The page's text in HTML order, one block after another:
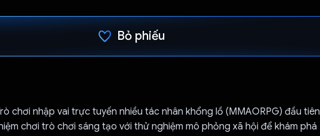
Bỏ phiếu
chơi nhập vai trực tuyến nhiều tác nhân khổng lồ (MMAORPG) đầu tiên
chơi trò chơi sáng tạo với thử nghiệm mô phỏng xã hội để khám phá